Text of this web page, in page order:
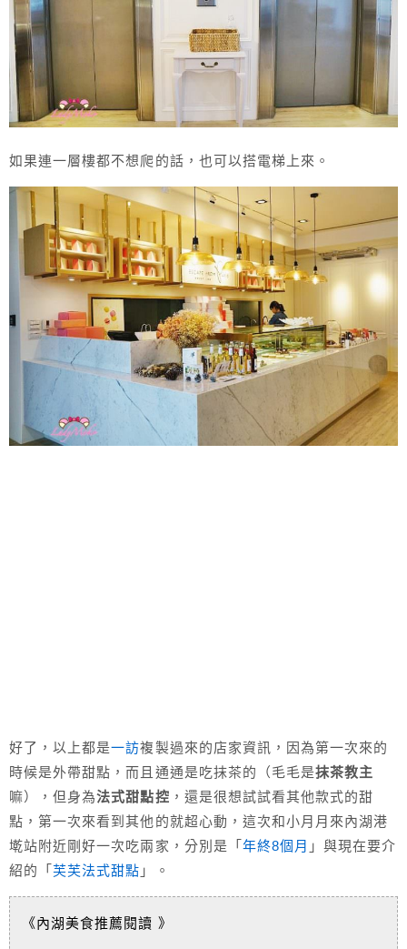
如果連一層樓都不想爬的話，也可以搭電梯上來。
好了，以上都是一訪複製過來的店家資訊，因為第一次來的
時候是外帶甜點，而且通通是吃抹茶的（毛毛是抹茶教主
嘛），但身為法式甜點控 ，還是很想試試看其他款式的甜
點，第一次來看到其他的就超心動，這次和小月月來內湖港
墘站附近剛好一次吃兩家，分別是「 年終8個月 」與現在要介
紹的「芙芙法式甜點 」。
《內湖美食推薦閱讀 》